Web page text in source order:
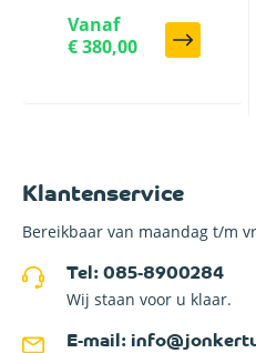
€ 380,00
Vanaf
Klantenservice
Bereikbaar van maandag t/m
Tel: 085-8900284
Wij staan voor u klaar.
E-mail: